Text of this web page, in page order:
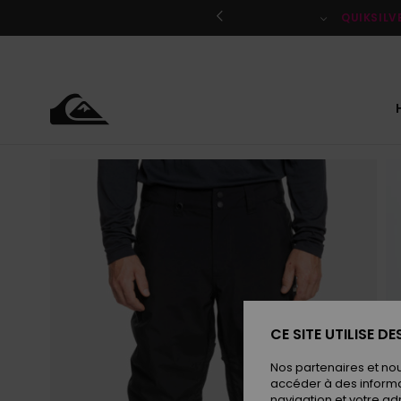
le
CE SITE UTILISE
Nos partenaires et
accéder à des